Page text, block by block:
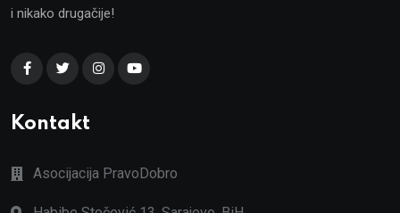
i nikako drugačije!
Kontakt
Asocijacija PravoDobro